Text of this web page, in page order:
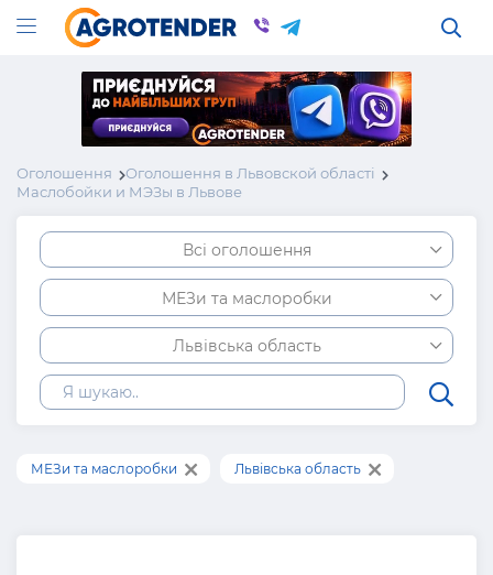
Оголошення
Оголошення в Львовской області
Маслобойки и МЭЗы в Львове
Всі оголошення
МЕЗи та маслоробки
Львівська область
МЕЗи та маслоробки Львівська область